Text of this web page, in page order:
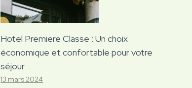
Hotel Premiere Classe : Un choix
économique et confortable pour votre
séjour
13 mars 2024